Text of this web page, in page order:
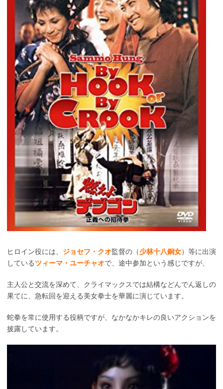
ヒロイン役には、 ジョセフ・クオ監督の（少林十八銅女）等に出演
しているツィーマ・ユーチャオで、途中参加という感じですが、
主人公と交流を深めて、クライマックスでは結構などんでん返しの
果てに、急転回を迎える美女拳士を華麗に演じています。
蛇拳を常に使用する役柄ですが、なかなかキレの良いアクションを
披露しています。